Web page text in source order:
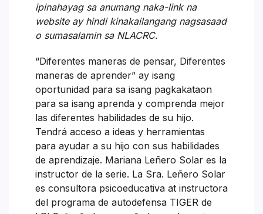
ipinahayag sa anumang naka-link na
website ay hindi kinakailangang nagsasaad
o sumasalamin sa NLACRC.
“Diferentes maneras de pensar, Diferentes
maneras de aprender” ay isang
oportunidad para sa isang pagkakataon
para sa isang aprenda y comprenda mejor
las diferentes habilidades de su hijo.
Tendrá acceso a ideas y herramientas
para ayudar a su hijo con sus habilidades
de aprendizaje. Mariana Leñero Solar es la
instructor de la serie. La Sra. Leñero Solar
es consultora psicoeducativa at instructora
del programa de autodefensa TIGER de